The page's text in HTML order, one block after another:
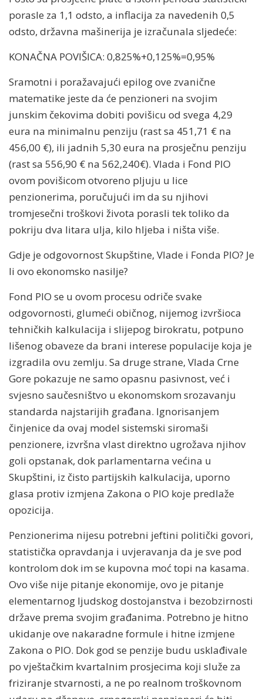
porasle za 1,1 odsto, a inflacija za navedenih 0,5
odsto, državna mašinerija je izračunala sljedeće:
KONAČNA POVIŠICA: 0,825%+0,125%=0,95%
Sramotni i poražavajući epilog ove zvanične
matematike jeste da će penzioneri na svojim
junskim čekovima dobiti povišicu od svega 4,29
eura na minimalnu penziju (rast sa 451,71 € na
456,00 €), ili jadnih 5,30 eura na prosječnu penziju
(rast sa 556,90 € na 562,240€). Vlada i Fond PIO
ovom povišicom otvoreno pljuju u lice
penzionerima, poručujući im da su njihovi
tromjesečni troškovi života porasli tek toliko da
pokriju dva litara ulja, kilo hljeba i ništa više.
Gdje je odgovornost Skupštine, Vlade i Fonda PIO? Je
li ovo ekonomsko nasilje?
Fond PIO se u ovom procesu odriče svake
odgovornosti, glumeći običnog, nijemog izvršioca
tehničkih kalkulacija i slijepog birokratu, potpuno
lišenog obaveze da brani interese populacije koja je
izgradila ovu zemlju. Sa druge strane, Vlada Crne
Gore pokazuje ne samo opasnu pasivnost, već i
svjesno saučesništvo u ekonomskom srozavanju
standarda najstarijih građana. Ignorisanjem
činjenice da ovaj model sistemski siromaši
penzionere, izvršna vlast direktno ugrožava njihov
goli opstanak, dok parlamentarna većina u
Skupštini, iz čisto partijskih kalkulacija, uporno
glasa protiv izmjena Zakona o PIO koje predlaže
opozicija.
Penzionerima nijesu potrebni jeftini politički govori,
statistička opravdanja i uvjeravanja da je sve pod
kontrolom dok im se kupovna moć topi na kasama.
Ovo više nije pitanje ekonomije, ovo je pitanje
elementarnog ljudskog dostojanstva i bezobzirnosti
države prema svojim građanima. Potrebno je hitno
ukidanje ove nakaradne formule i hitne izmjene
Zakona o PIO. Dok god se penzije budu usklađivale
po vještačkim kvartalnim prosjecima koji služe za
friziranje stvarnosti, a ne po realnom troškovnom